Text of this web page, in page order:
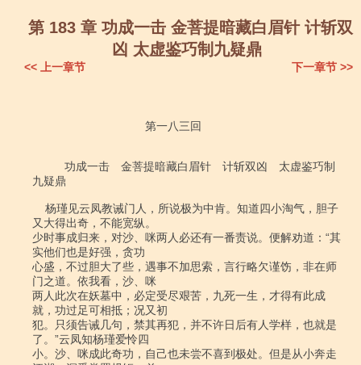
第 183 章 功成一击 金菩提暗藏白眉针 计斩双
凶 太虚鉴巧制九疑鼎
<< 上一章节 下一章节 >>
九疑鼎
又大得出奇，不能宽纵。
少时事成归来，对沙、咪两人必还有一番责说。便解劝道：“其
实他们也是好强，贪功
心盛，不过胆大了些，遇事不加思索，言行略欠谨饬，非在师
门之道。依我看，沙、咪
两人此次在妖墓中，必定受尽艰苦，九死一生，才得有此成
就，功过足可相抵；况又初
犯。只须告诫几句，禁其再犯，并不许日后有人学样，也就是
了。”云凤知杨瑾爱怜四
小。沙、咪成此奇功，自己也未尝不喜到极处。但是从小奔走